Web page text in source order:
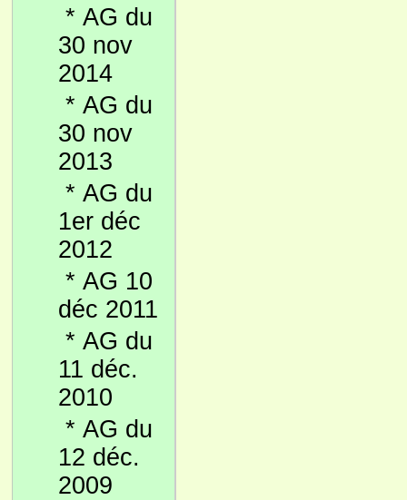
* AG du
30 nov
2014
* AG du
30 nov
2013
* AG du
1er déc
2012
* AG 10
déc 2011
* AG du
11 déc.
2010
* AG du
12 déc.
2009